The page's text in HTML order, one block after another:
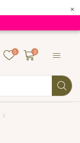
×
0 0